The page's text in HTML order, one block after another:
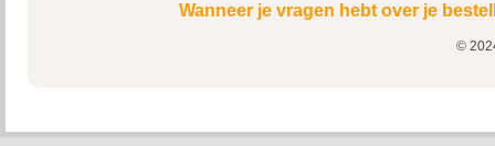
Wanneer je vragen hebt over je
©